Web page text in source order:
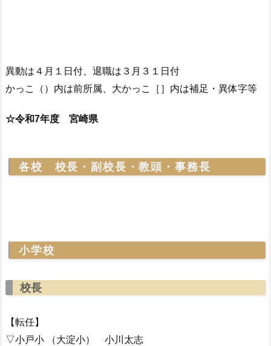
異動は４月１日付、退職は３月３１日付
かっこ（）内は前所属、大かっこ［］内は補足・異体字等
☆令和7年度 宮崎県
各校 校長・副校長・教頭・事務長
小学校
校長
【転任】
▽小戸小 （大淀小） 小川太志